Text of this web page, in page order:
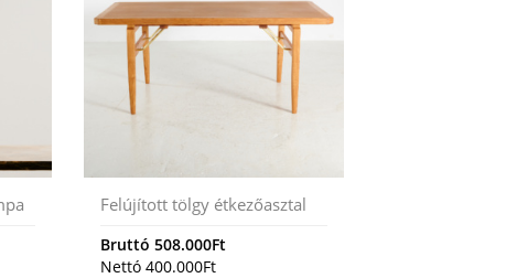
Felújított tölgy étkezőasztal
Bruttó508.000Ft
Nettó400.000Ft